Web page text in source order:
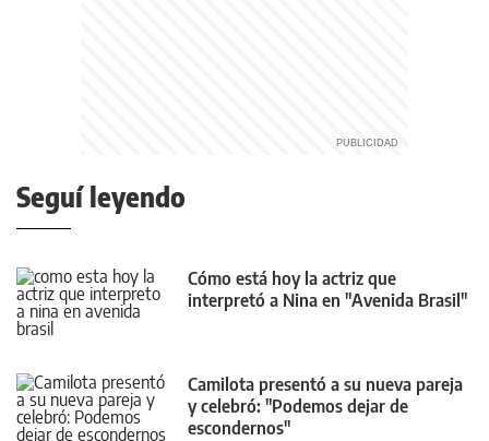
Seguí leyendo
Cómo está hoy la actriz que
interpretó a Nina en "Avenida Brasil"
Camilota presentó a su nueva pareja
y celebró: "Podemos dejar de
escondernos"